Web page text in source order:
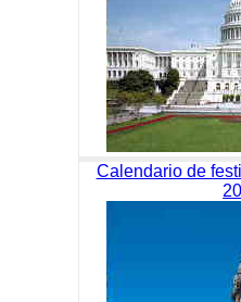
Calendario de